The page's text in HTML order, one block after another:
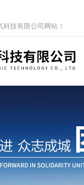
技有限公司网站！